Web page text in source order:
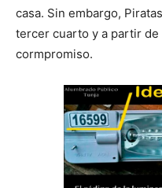
casa. Sin embargo,
tercer cuarto y a partir
cormpromiso.